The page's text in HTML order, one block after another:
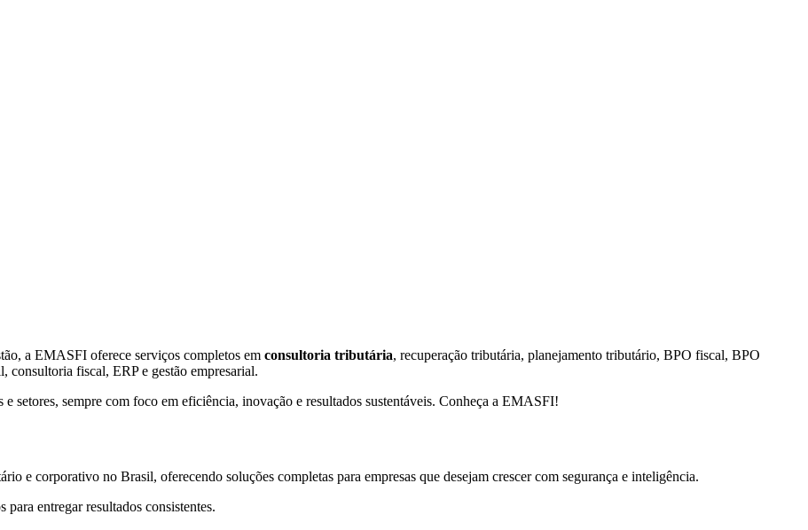
a EMASFI oferece serviços completos em consultoria tributária, recuperação tributária, planejamento tributário, BPO fiscal, BPO
fiscal, ERP e gestão empresarial.
setores, sempre com foco em eficiência, inovação e resultados sustentáveis. Conheça a EMASFI!
e corporativo no Brasil, oferecendo soluções completas para empresas que desejam crescer com segurança e inteligência.
entregar resultados consistentes.